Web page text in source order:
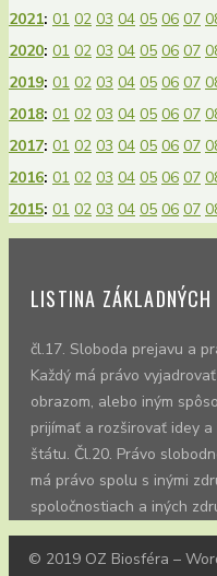
2021: 01 02 03 04 05 06 07
2020: 01 02 03 04 05 06 07
2019: 01 02 03 04 05 06 07
2018: 01 02 03 04 05 06 07
2017: 01 02 03 04 05 06 07
2016: 01 02 03 04 05 06 07
2015: 01 02 03 04 05 06 07
LISTINA
čl.17. Sloboda prejavu a
Každý má právo
obrazom, alebo iným
prijímať a rozširovať idey
štátu. Čl.20. Právo
má právo spolu s inými
spoločnostiach a iných
© 2019 OZ Biosféra –